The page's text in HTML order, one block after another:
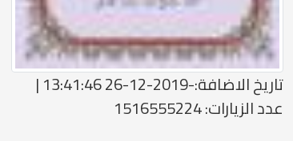
تاريخ الاضافة:-2019-12-26 13:41:46 |
عدد الزيارات: 1516555224